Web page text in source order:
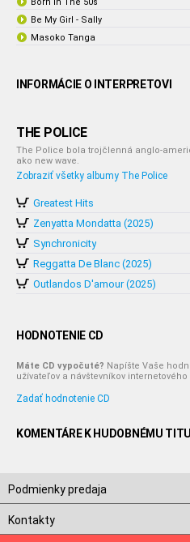
Be My Girl - Sally
Masoko Tanga
INFORMÁCIE O INTERPRETOVI
THE POLICE
The Police bola trojčlenná anglo-
ako new wave.
Zobraziť všetky albumy The Police
Greatest Hits
Zenyatta Mondatta (2025)
Synchronicity
Reggatta De Blanc (2025)
Outlandos D'amour (2025)
HODNOTENIE CD
Máte CD vypočuté? Napíšte Vaše
užívateľov a návštevníkov
Zadať hodnotenie CD
KOMENTÁRE K HUDOBNÉMU
Podmienky predaja
Kontakty